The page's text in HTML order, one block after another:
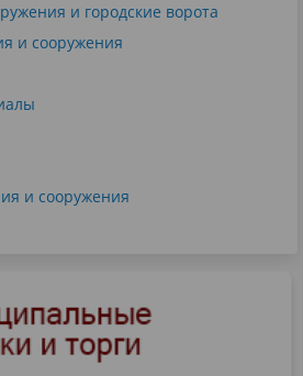
и городские ворота
и сооружения
и сооружения